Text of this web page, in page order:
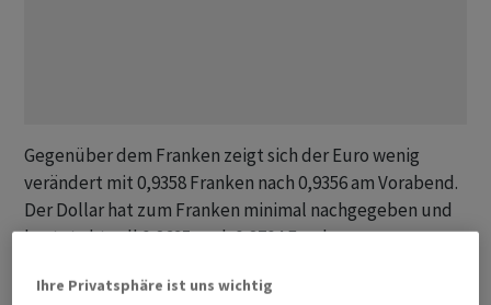
Gegenüber dem Franken zeigt sich der Euro wenig
verändert mit 0,9358 Franken nach 0,9356 am Vorabend.
Der Dollar hat zum Franken minimal nachgegeben und
kostet aktuell 0,8695 nach 0,8704 Franken am
Ihre Privatsphäre ist uns wichtig